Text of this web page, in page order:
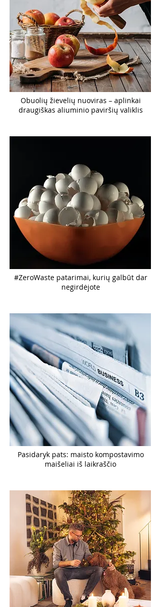
Obuolių žievelių nuoviras – aplinkai
draugiškas aliuminio paviršių valiklis
#ZeroWaste patarimai, kurių galbūt dar
negirdėjote
Pasidaryk pats: maisto kompostavimo
maišeliai iš laikraščio